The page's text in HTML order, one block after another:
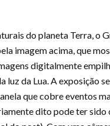
do planeta Terra, o
imagem acima, que
digitalmente
luz da Lua. A exposição
que cobre eventos
dito pode ter sido